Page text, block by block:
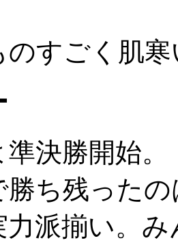
のすごく肌
決勝開始。
勝ち残った
力派揃い。